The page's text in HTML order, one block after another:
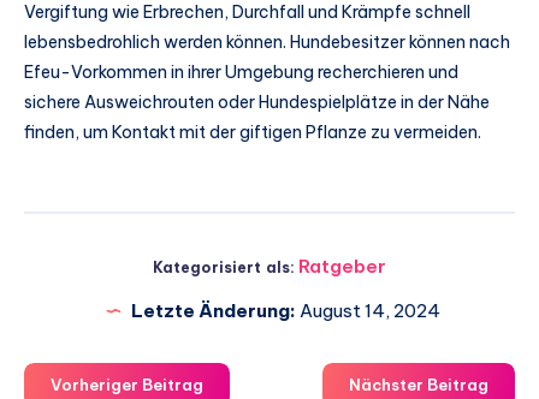
Vergiftung wie Erbrechen, Durchfall und Krämpfe schnell
lebensbedrohlich werden können. Hundebesitzer können nach
Efeu-Vorkommen in ihrer Umgebung recherchieren und
sichere Ausweichrouten oder Hundespielplätze in der Nähe
finden, um Kontakt mit der giftigen Pflanze zu vermeiden.
Kategorisiert als: Ratgeber
Letzte Änderung: August 14, 2024
Vorheriger Beitrag Nächster Beitrag